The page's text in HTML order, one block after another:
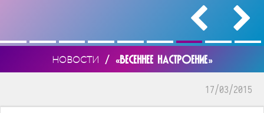
НОВОСТИ / «ВЕСЕННЕЕ НАСТРОЕНИЕ»
17/03/2015